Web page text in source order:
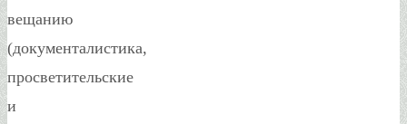
вещанию
(документалистика,
просветительские
и